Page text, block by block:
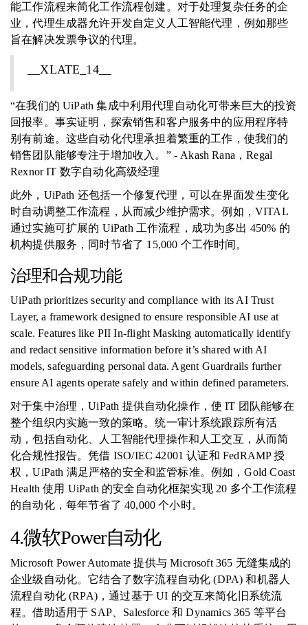
能工作流程来简化工作流程创建。对于处理复杂任务的企
业，代理生成器允许开发自定义人工智能代理，例如那些
旨在解决发票争议的代理。
__XLATE_14__
“在我们的 UiPath 集成中利用代理自动化可带来巨大的投资
回报率。事实证明，探索销售和客户服务中的应用程序特
别有前途。这些自动化代理承担着繁重的工作，使我们的
销售团队能够专注于增加收入。” - Akash Rana，Regal
Rexnor IT 数字自动化高级经理
此外，UiPath 还包括一个修复代理，可以在界面发生变化
时自动调整工作流程，从而减少维护需求。例如，VITAL
通过实施可扩展的 UiPath 工作流程，成功为多出 450% 的
机构提供服务，同时节省了 15,000 个工作时间。
治理和合规功能
UiPath prioritizes security and compliance with its AI Trust
Layer, a framework designed to ensure responsible AI use at
scale. Features like PII In-flight Masking automatically identify
and redact sensitive information before it’s shared with AI
models, safeguarding personal data. Agent Guardrails further
ensure AI agents operate safely and within defined parameters.
对于集中治理，UiPath 提供自动化操作，使 IT 团队能够在
整个组织内实施一致的策略。统一审计系统跟踪所有活
动，包括自动化、人工智能代理操作和人工交互，从而简
化合规性报告。凭借 ISO/IEC 42001 认证和 FedRAMP 授
权，UiPath 满足严格的安全和监管标准。例如，Gold Coast
Health 使用 UiPath 的安全自动化框架实现 20 多个工作流程
的自动化，每年节省了 40,000 个小时。
4.微软Power自动化
Microsoft Power Automate 提供与 Microsoft 365 无缝集成的
企业级自动化。它结合了数字流程自动化 (DPA) 和机器人
流程自动化 (RPA)，通过基于 UI 的交互来简化旧系统流
程。借助适用于 SAP、Salesforce 和 Dynamics 365 等平台